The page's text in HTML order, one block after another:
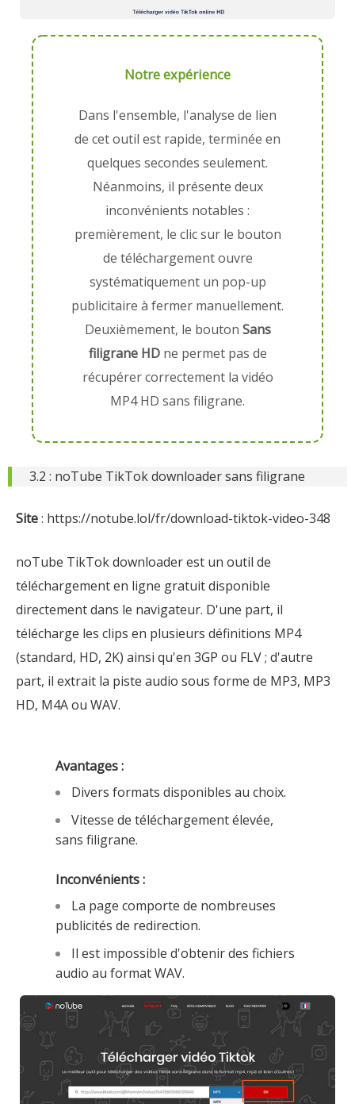
Notre expérience
Dans l'ensemble, l'analyse de lien
de cet outil est rapide, terminée en
quelques secondes seulement.
Néanmoins, il présente deux
inconvénients notables :
premièrement, le clic sur le bouton
de téléchargement ouvre
systématiquement un pop-up
publicitaire à fermer manuellement.
Deuxièmement, le bouton Sans
filigrane HDne permet pas de
récupérer correctement la vidéo
MP4 HD sans filigrane.
3.2 : noTube TikTok downloader sans filigrane
Site: https://notube.lol/fr/download-tiktok-video-348
noTube TikTok downloader est un outil de
téléchargement en ligne gratuit disponible
directement dans le navigateur. D'une part, il
télécharge les clips en plusieurs définitions MP4
(standard, HD, 2K) ainsi qu'en 3GP ou FLV ; d'autre
part, il extrait la piste audio sous forme de MP3, MP3
HD, M4A ou WAV.
Avantages :
Divers formats disponibles au choix.
Vitesse de téléchargement élevée,
sans filigrane.
Inconvénients :
La page comporte de nombreuses
publicités de redirection.
Il est impossible d'obtenir des fichiers
audio au format WAV.